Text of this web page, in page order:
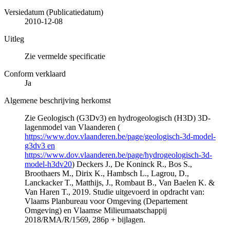
Versiedatum (Publicatiedatum)
2010-12-08
Uitleg
Zie vermelde specificatie
Conform verklaard
Ja
Algemene beschrijving herkomst
Zie Geologisch (G3Dv3) en hydrogeologisch (H3D) 3D-
lagenmodel van Vlaanderen (
https://www.dov.vlaanderen.be/page/geologisch-3d-model-
g3dv3 en
https://www.dov.vlaanderen.be/page/hydrogeologisch-3d-
model-h3dv20) Deckers J., De Koninck R., Bos S.,
Broothaers M., Dirix K., Hambsch L., Lagrou, D.,
Lanckacker T., Matthijs, J., Rombaut B., Van Baelen K. &
Van Haren T., 2019. Studie uitgevoerd in opdracht van:
Vlaams Planbureau voor Omgeving (Departement
Omgeving) en Vlaamse Milieumaatschappij
2018/RMA/R/1569, 286p + bijlagen.